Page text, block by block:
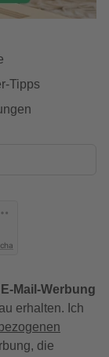
Tipps
Mail-Werbung
erhalten. Ich
die